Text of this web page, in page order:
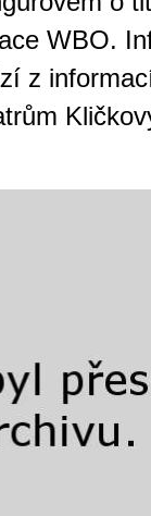
WBO.
z
si
V
her
pravidelné